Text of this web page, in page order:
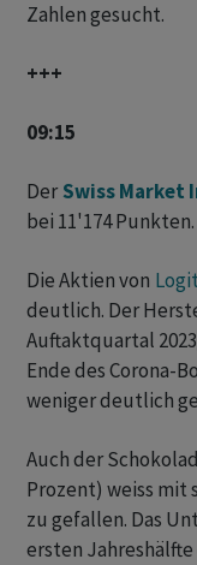
Zahlen gesucht.
+++
09:15
Der Swiss Market
bei 11'174 Punkten.
Die Aktien von
deutlich. Der
Auftaktquartal
Ende des Corona-
weniger deutlich
Auch der
Prozent) weiss mit
zu gefallen. Das
ersten